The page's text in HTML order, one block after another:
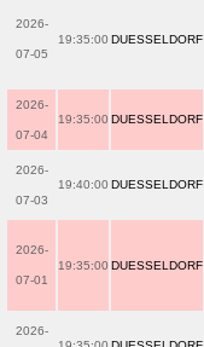
2026-
07-05
19:35:00 DUESSELDORF
2026-
07-04
19:35:00 DUESSELDORF
2026-
07-03
19:40:00 DUESSELDORF
2026-
07-01
19:35:00 DUESSELDORF
2026-